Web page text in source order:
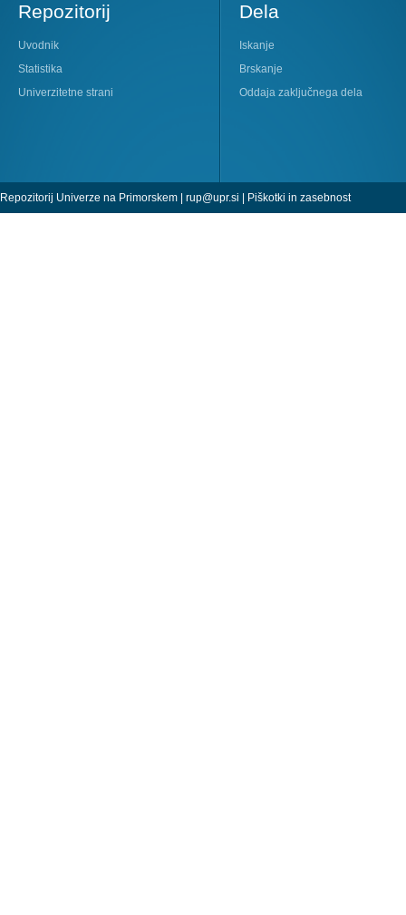
Repozitorij
Uvodnik
Statistika
Univerzitetne strani
Dela
Iskanje
Brskanje
Oddaja zaključnega dela
Repozitorij Univerze na Primorskem | rup@upr.si | Piškotki in zasebnost